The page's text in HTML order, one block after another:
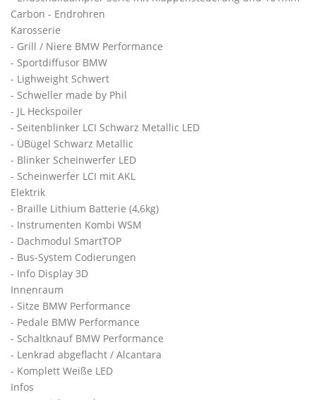
Carbon - Endrohren
Karosserie
- Grill / Niere BMW Performance
- Sportdiffusor BMW
- Lighweight Schwert
- Schweller made by Phil
- JL Heckspoiler
- Seitenblinker LCI Schwarz Metallic LED
- ÜBügel Schwarz Metallic
- Blinker Scheinwerfer LED
- Scheinwerfer LCI mit AKL
Elektrik
- Braille Lithium Batterie (4,6kg)
- Instrumenten Kombi WSM
- Dachmodul SmartTOP
- Bus-System Codierungen
- Info Display 3D
Innenraum
- Sitze BMW Performance
- Pedale BMW Performance
- Schaltknauf BMW Performance
- Lenkrad abgeflacht / Alcantara
- Komplett Weiße LED
Infos